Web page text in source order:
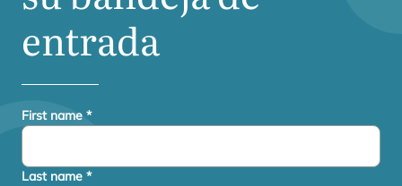
entrada
First name *
Last name *